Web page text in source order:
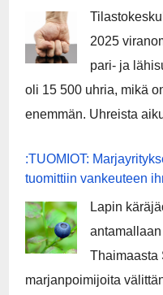
2025
pari- ja
oli 15 500 uhria, mikä
enemmän. Uhreista
:TUOMIOT:
tuomittiin vankeuteen
Lapin
Thaimaasta
marjanpoimijoita